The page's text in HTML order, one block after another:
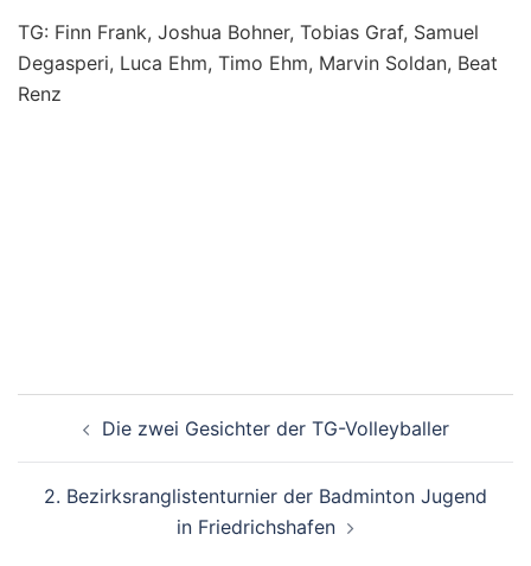
TG: Finn Frank, Joshua Bohner, Tobias Graf, Samuel
Degasperi, Luca Ehm, Timo Ehm, Marvin Soldan, Beat
Renz
Die zwei Gesichter der TG-Volleyballer
2. Bezirksranglistenturnier der Badminton Jugend
in Friedrichshafen